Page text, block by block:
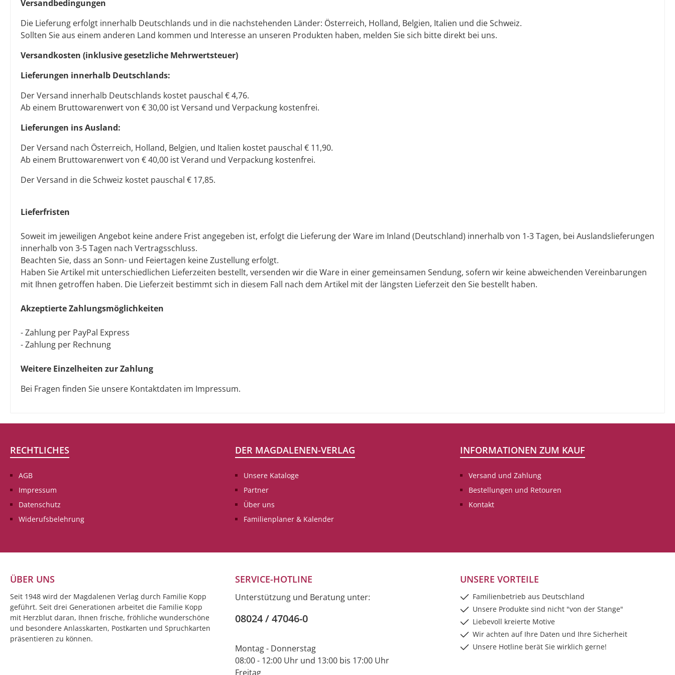
Versandbedingungen
Die Lieferung erfolgt innerhalb Deutschlands und in die nachstehenden Länder: Österreich, Holland, Belgien, Italien und die Schweiz.
Sollten Sie aus einem anderen Land kommen und Interesse an unseren Produkten haben, melden Sie sich bitte direkt bei uns.
Versandkosten (inklusive gesetzliche Mehrwertsteuer)
Lieferungen innerhalb Deutschlands:
Der Versand innerhalb Deutschlands kostet pauschal € 4,76.
Ab einem Bruttowarenwert von € 30,00 ist Versand und Verpackung kostenfrei.
Lieferungen ins Ausland:
Der Versand nach Österreich, Holland, Belgien, und Italien kostet pauschal € 11,90.
Ab einem Bruttowarenwert von € 40,00 ist Verand und Verpackung kostenfrei.
Der Versand in die Schweiz kostet pauschal € 17,85.
Lieferfristen
Soweit im jeweiligen Angebot keine andere Frist angegeben ist, erfolgt die Lieferung der Ware im Inland (Deutschland) innerhalb von 1-3 Tagen, bei Auslandslieferungen
innerhalb von 3-5 Tagen nach Vertragsschluss.
Beachten Sie, dass an Sonn- und Feiertagen keine Zustellung erfolgt.
Haben Sie Artikel mit unterschiedlichen Lieferzeiten bestellt, versenden wir die Ware in einer gemeinsamen Sendung, sofern wir keine abweichenden Vereinbarungen
mit Ihnen getroffen haben. Die Lieferzeit bestimmt sich in diesem Fall nach dem Artikel mit der längsten Lieferzeit den Sie bestellt haben.
Akzeptierte Zahlungsmöglichkeiten
- Zahlung per PayPal Express
- Zahlung per Rechnung
Weitere Einzelheiten zur Zahlung
Bei Fragen finden Sie unsere Kontaktdaten im Impressum.
RECHTLICHES
AGB
Impressum
Datenschutz
Widerufsbelehrung
DER MAGDALENEN-VERLAG
Unsere Kataloge
Partner
Über uns
Familienplaner & Kalender
INFORMATIONEN ZUM KAUF
Versand und Zahlung
Bestellungen und Retouren
Kontakt
ÜBER UNS
Seit 1948 wird der Magdalenen Verlag durch Familie Kopp
geführt. Seit drei Generationen arbeitet die Familie Kopp
mit Herzblut daran, Ihnen frische, fröhliche wunderschöne
und besondere Anlasskarten, Postkarten und Spruchkarten
präsentieren zu können.
SERVICE-HOTLINE
Unterstützung und Beratung unter:
08024 / 47046-0
Montag - Donnerstag
08:00 - 12:00 Uhr und 13:00 bis 17:00 Uhr
Freitag
UNSERE VORTEILE
Familienbetrieb aus Deutschland
Unsere Produkte sind nicht "von der Stange"
Liebevoll kreierte Motive
Wir achten auf Ihre Daten und Ihre Sicherheit
Unsere Hotline berät Sie wirklich gerne!